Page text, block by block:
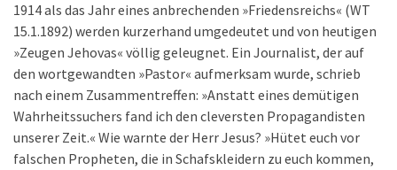
1914 als das Jahr eines anbrechenden »Friedensreichs« (WT
15.1.1892) werden kurzerhand umgedeutet und von heutigen
»Zeugen Jehovas« völlig geleugnet. Ein Journalist, der auf
den wortgewandten »Pastor« aufmerksam wurde, schrieb
nach einem Zusammentreffen: »Anstatt eines demütigen
Wahrheitssuchers fand ich den cleversten Propagandisten
unserer Zeit.« Wie warnte der Herr Jesus? »Hütet euch vor
falschen Propheten, die in Schafskleidern zu euch kommen,